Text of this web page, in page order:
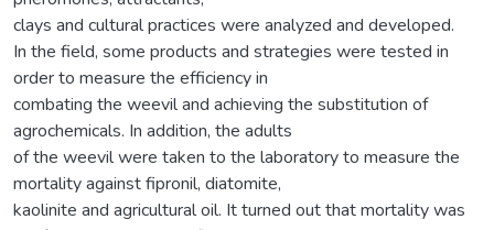
clays and cultural practices were analyzed and developed.
In the field, some products and strategies were tested in
order to measure the efficiency in
combating the weevil and achieving the substitution of
agrochemicals. In addition, the adults
of the weevil were taken to the laboratory to measure the
mortality against fipronil, diatomite,
kaolinite and agricultural oil. It turned out that mortality was